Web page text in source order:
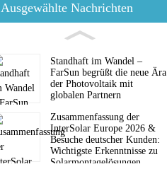
Ausgewählte Nachrichten
Standhaft im Wandel –
FarSun begrüßt die neue Ära
der Photovoltaik mit
globalen Partnern
Zusammenfassung der
InterSolar Europe 2026 &
Besuche deutscher Kunden:
Wichtigste Erkenntnisse zu
Solarmontagelösungen